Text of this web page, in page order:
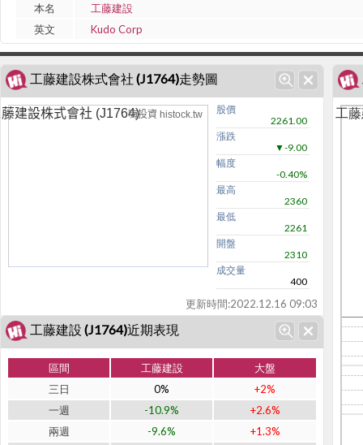
本名
工藤建設
英文
Kudo Corp
工藤建設株式會社 (J1764)走勢圖
建設株式會社 (J1764)嗨投資 histock.tw
股價
2261.00
漲跌
▼-9.00
幅度
-0.40%
最高
2360
最低
2261
開盤
2310
成交量
400
更新時間:2022.12.16 09:03
工
工藤建設 (J1764)近期表現
區間 工藤建設
大盤
三日
0%
+2%
一週
-10.9%
+2.6%
兩週
-9.6%
+1.3%